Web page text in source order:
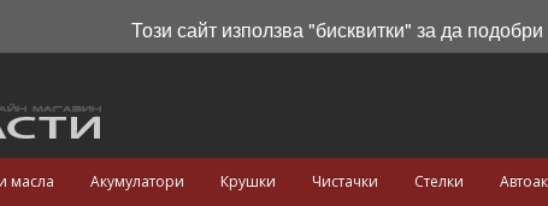
масла Акумулатори Крушки Чистачки Стелки
Този сайт използва "бисквитки" за да